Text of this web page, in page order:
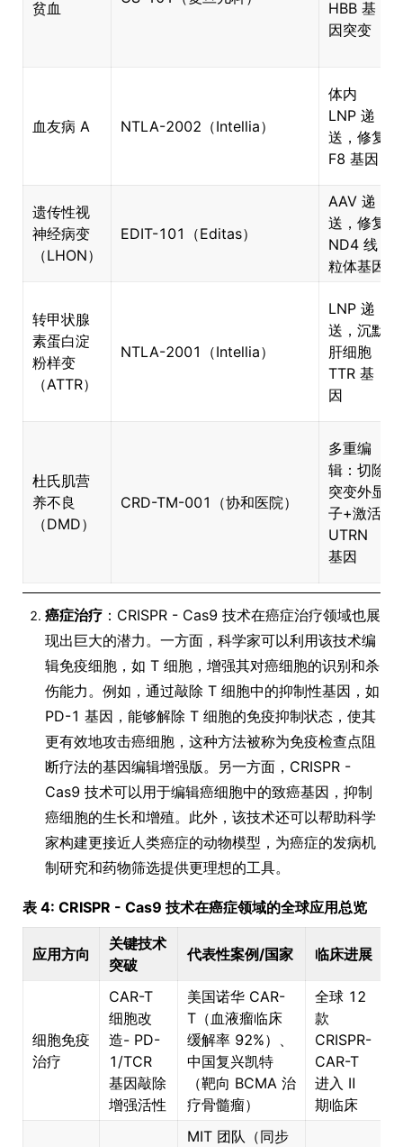
贫血
HBB 基
因突变
血友病 A NTLA-2002（Intellia）
体内
LNP 递
送，修复
F8 基因
遗传性视
神经病变
（LHON）
EDIT-101（Editas）
AAV 递
送，修复
ND4 线
粒体基因
转甲状腺
素蛋白淀
粉样变
（ATTR）
NTLA-2001（Intellia）
LNP 递
送，沉默
肝细胞
TTR 基
因
杜氏肌营
养不良
（DMD）
CRD-TM-001（协和医院）
多重编
辑：切除
突变外显
子+激活
UTRN
基因
癌症治疗 ：CRISPR - Cas9 技术在癌症治疗领域也展
现出巨大的潜力。一方面，科学家可以利用该技术编
辑免疫细胞，如 T 细胞，增强其对癌细胞的识别和杀
伤能力。例如，通过敲除 T 细胞中的抑制性基因，如
PD-1 基因，能够解除 T 细胞的免疫抑制状态，使其
更有效地攻击癌细胞，这种方法被称为免疫检查点阻
断疗法的基因编辑增强版。另一方面，CRISPR -
Cas9 技术可以用于编辑癌细胞中的致癌基因，抑制
癌细胞的生长和增殖。此外，该技术还可以帮助科学
家构建更接近人类癌症的动物模型，为癌症的发病机
制研究和药物筛选提供更理想的工具。
表 4: CRISPR - Cas9 技术在癌症领域的全球应用总览
应用方向
关键技术
突破
代表性案例/国家 临床进展
细胞免疫
治疗
CAR-T
细胞改
造- PD-
1/TCR
基因敲除
增强活性
美国诺华 CAR-
T（血液瘤临床
缓解率 92%）、
中国复兴凯特
（靶向 BCMA 治
疗骨髓瘤）
全球 12
款
CRISPR-
CAR-T
进入 Ⅱ
期临床
MIT 团队（同步